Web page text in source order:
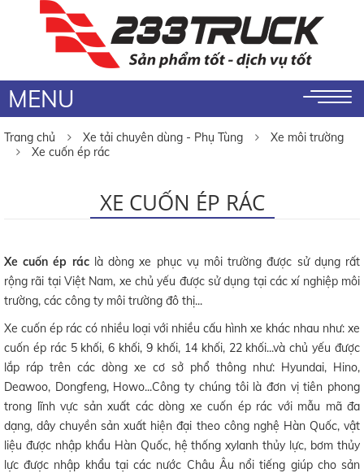
MENU
Trang chủ Xe tải chuyên dùng - Phụ Tùng
Xe môi trường
Xe cuốn ép rác
XE CUỐN ÉP RÁC
Xe cuốn ép rác là dòng xe phục vụ môi trường được sử dụng rất
rộng rãi tại Việt Nam, xe chủ yếu được sử dụng tại các xí nghiệp môi
trường, các công ty môi trường đô thị...
Xe cuốn ép rác có nhiều loại với nhiều cấu hình xe khác nhau như: xe
cuốn ép rác 5 khối, 6 khối, 9 khối, 14 khối, 22 khối...và chủ yếu được
lắp ráp trên các dòng xe cơ sở phổ thông như: Hyundai, Hino,
Deawoo, Dongfeng, Howo...Công ty chúng tôi là đơn vị tiên phong
trong lĩnh vực sản xuất các dòng xe cuốn ép rác với mẫu mã đa
dạng, dây chuyền sản xuất hiện đại theo công nghệ Hàn Quốc, vật
liệu được nhập khẩu Hàn Quốc, hệ thống xylanh thủy lực, bơm thủy
lực được nhập khẩu tại các nước Châu Âu nổi tiếng giúp cho sản